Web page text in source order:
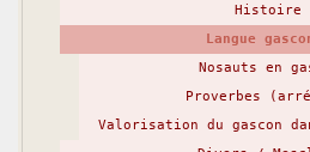
Histoire
Langue
Nosauts en
Proverbes
Valorisation du gascon